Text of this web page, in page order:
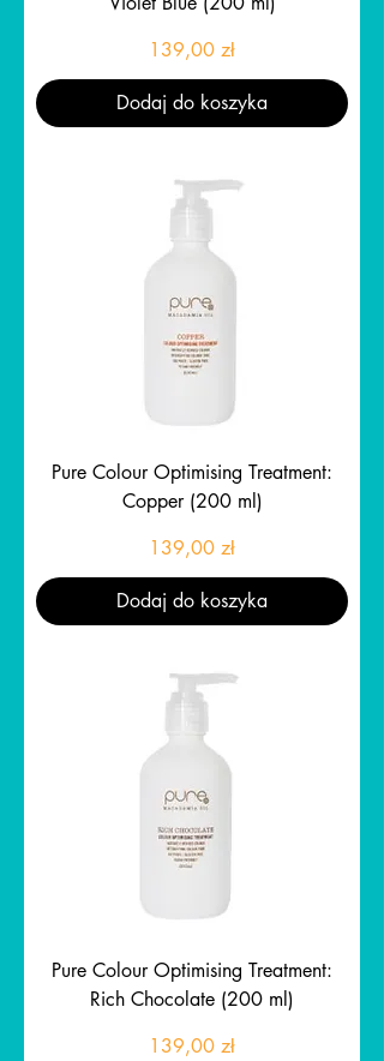
Cena
139,00 zł
Dodaj do koszyka
Pure Colour Optimising Treatment:
Copper (200 ml)
Cena
139,00 zł
Dodaj do koszyka
Pure Colour Optimising Treatment:
Rich Chocolate (200 ml)
Cena
139,00 zł